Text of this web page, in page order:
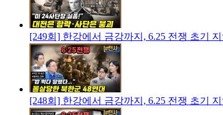
[249회] 한강에서 금강까지, 6.25 전쟁 초기
[248회] 한강에서 금강까지, 6.25 전쟁 초기